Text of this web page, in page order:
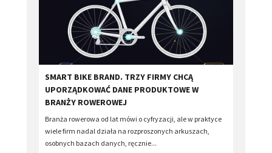
​SMART BIKE BRAND. TRZY FIRMY CHCĄ
UPORZĄDKOWAĆ DANE PRODUKTOWE W
BRANŻY ROWEROWEJ
Branża rowerowa od lat mówi o cyfryzacji, ale w praktyce
wiele firm nadal działa na rozproszonych arkuszach,
osobnych bazach danych, ręcznie...